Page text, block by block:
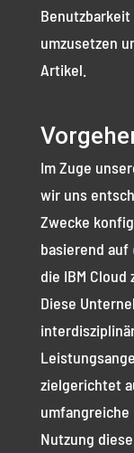
umzusetzen
Artikel.
Im Zuge
wir uns
Zwecke
basierend auf
die IBM
Diese
zielgerichtet
Nutzung